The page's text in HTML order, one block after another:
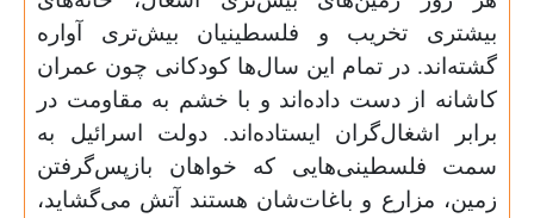
بیشتری تخریب و فلسطینیان بیش‌تری آواره
گشته‌اند. در تمام این سال‌ها کودکانی چون عمران
کاشانه از دست داده‌اند و با خشم به مقاومت در
برابر اشغال‌گران ایستاده‌اند. دولت اسرائیل به
سمت فلسطینی‌هایی که خواهان بازپس‌گرفتن
زمین،‌ مزارع و باغات‌شان هستند آتش می‌گشاید،